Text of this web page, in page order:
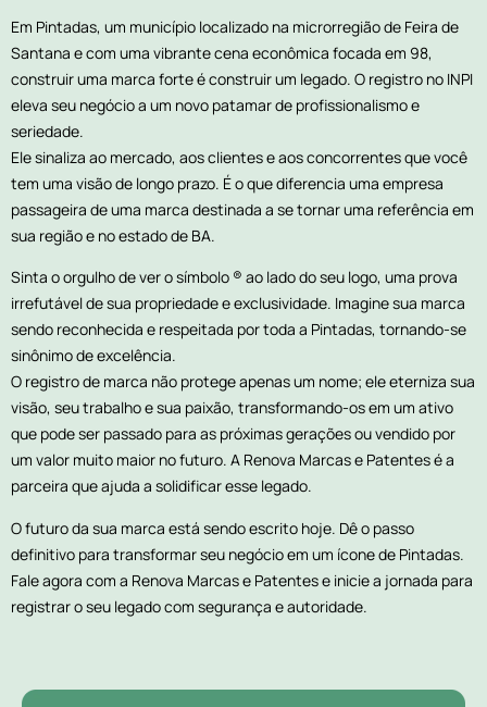
Em Pintadas, um município localizado na microrregião de Feira de
Santana e com uma vibrante cena econômica focada em 98,
construir uma marca forte é construir um legado. O registro no INPI
eleva seu negócio a um novo patamar de profissionalismo e
seriedade.
Ele sinaliza ao mercado, aos clientes e aos concorrentes que você
tem uma visão de longo prazo. É o que diferencia uma empresa
passageira de uma marca destinada a se tornar uma referência em
sua região e no estado de BA.
Sinta o orgulho de ver o símbolo ® ao lado do seu logo, uma prova
irrefutável de sua propriedade e exclusividade. Imagine sua marca
sendo reconhecida e respeitada por toda a Pintadas, tornando-se
sinônimo de excelência.
O registro de marca não protege apenas um nome; ele eterniza sua
visão, seu trabalho e sua paixão, transformando-os em um ativo
que pode ser passado para as próximas gerações ou vendido por
um valor muito maior no futuro. A Renova Marcas e Patentes é a
parceira que ajuda a solidificar esse legado.
O futuro da sua marca está sendo escrito hoje. Dê o passo
definitivo para transformar seu negócio em um ícone de Pintadas.
Fale agora com a Renova Marcas e Patentes e inicie a jornada para
registrar o seu legado com segurança e autoridade.